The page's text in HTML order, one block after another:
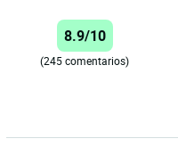
8.9/10
(245 comentarios)